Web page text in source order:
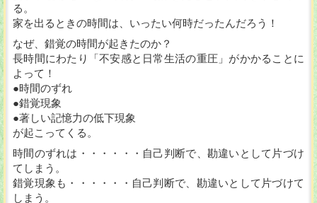
る。
家を出るときの時間は、いったい何時だったんだろう！
なぜ、錯覚の時間が起きたのか？
長時間にわたり「不安感と日常生活の重圧」がかかることに
よって！
●時間のずれ
●錯覚現象
●著しい記憶力の低下現象
が起こってくる。
時間のずれは・・・・・・自己判断で、勘違いとして片づけ
てしまう。
錯覚現象も・・・・・・自己判断で、勘違いとして片づけて
しまう。